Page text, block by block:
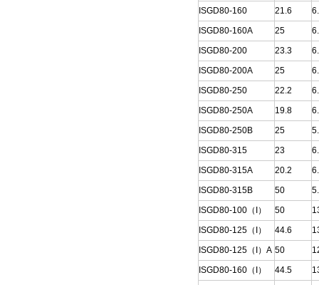
ISGD80-160
21.6
ISGD80-160A
25
ISGD80-200
23.3
ISGD80-200A
25
ISGD80-250
22.2
ISGD80-250A
19.8
ISGD80-250B
25
ISGD80-315
23
ISGD80-315A
20.2
ISGD80-315B
50
ISGD80-100（I）
50
ISGD80-125（I）
44.6
ISGD80-125（I）A 50
ISGD80-160（I）
44.5